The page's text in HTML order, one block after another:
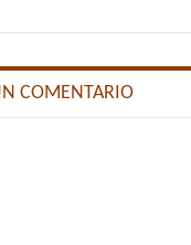
COMENTARIO